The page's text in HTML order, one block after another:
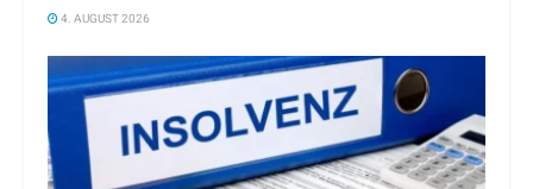
4. AUGUST 2026